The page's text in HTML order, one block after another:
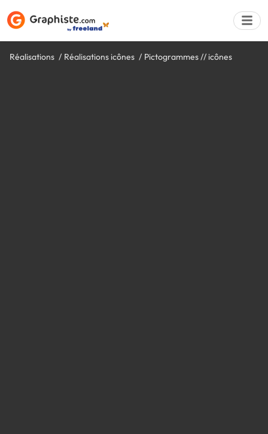
Réalisations Réalisations icônes Pictogrammes // icônes